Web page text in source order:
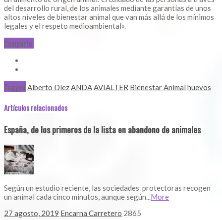
del desarrollo rural, de los animales mediante garantías de unos
altos niveles de bienestar animal que van más allá de los mínimos
legales y el respeto medioambiental».
Comparte!
Tagged Alberto DíezANDAAVIALTER Bienestar Animal huevos
Artículos relacionados
España, de los primeros de la lista en abandono de animales
Según un estudio reciente, las sociedades protectoras recogen
un animal cada cinco minutos, aunque según...More
27 agosto, 2019 Encarna Carretero 2865